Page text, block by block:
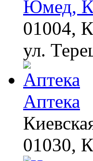
Юмед,
01004,
ул.
Аптека
01030,